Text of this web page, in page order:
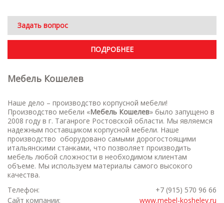
Задать вопрос
ПОДРОБНЕЕ
Мебель Кошелев
Наше дело – производство корпусной мебели!
Производство мебели «Мебель Кошелев» было запущено в
2008 году в г. Таганроге Ростовской области. Мы являемся
надежным поставщиком корпусной мебели. Наше
производство оборудовано самыми дорогостоящими
итальянскими станками, что позволяет производить
мебель любой сложности в необходимом клиентам
объеме. Мы используем материалы самого высокого
качества.
Телефон:
+7 (915) 570 96 66
Сайт компании:
www.mebel-koshelev.ru